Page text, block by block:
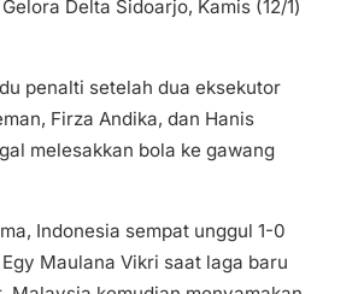
Delta Sidoarjo, Kamis (12/1)
penalti setelah dua eksekutor
Firza Andika, dan Hanis
melesakkan bola ke gawang
Indonesia sempat unggul 1-0
Maulana Vikri saat laga baru